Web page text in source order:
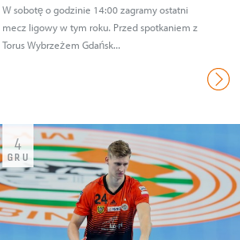
W sobotę o godzinie 14:00 zagramy ostatni
mecz ligowy w tym roku. Przed spotkaniem z
Torus Wybrzeżem Gdańsk...
4
GRU